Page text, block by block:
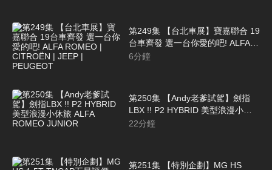
第249集 【台北車展】寶嘉聯合 19
台車齊發 選一台你愛的吧! ALFA
ROMEO | CITROËN | JEEP |
6分鐘
第250集 【Andy老爹試駕】劍指
LBX !! P2 HYBRID 美型浪漫小休
旅 ALFA ROMEO JUNIOR
22分鐘
第251集 【特別企劃】MG HS